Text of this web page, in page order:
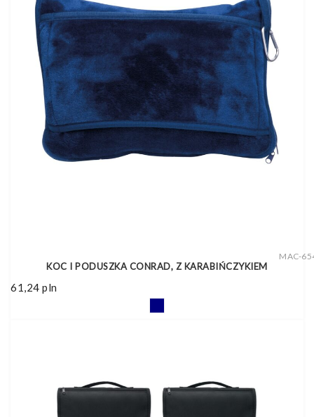
MAC-
KOC I PODUSZKA CONRAD, Z KARABIŃCZYKIEM
61,24 pln